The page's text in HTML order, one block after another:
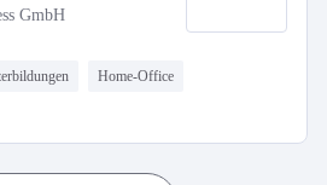
GmbH
Home-Office